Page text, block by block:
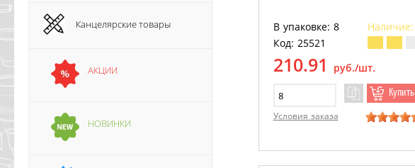
Канцелярские товары
АКЦИИ
НОВИНКИ
В упаковке: 8
Наличие:
Код: 25521
210.91 руб./шт.
Купить
Условия заказа